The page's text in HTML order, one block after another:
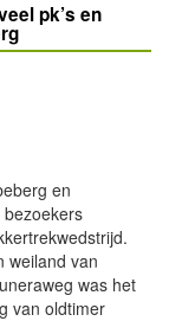
pk’s en
en
weiland van
was het
van oldtimer